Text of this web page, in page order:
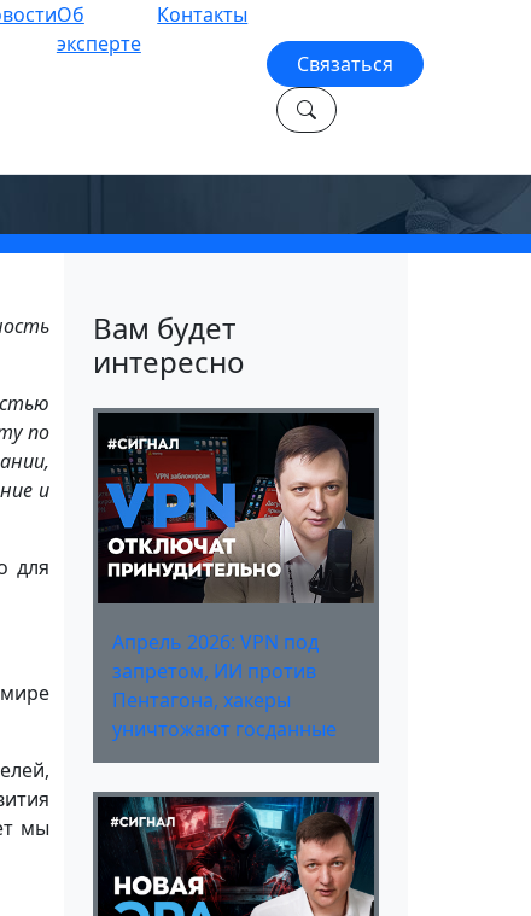
Об
эксперте
Контакты
Связаться
по
и
для
мы
Вам будет
интересно
Апрель 2026: VPN под
запретом, ИИ против
Пентагона, хакеры
уничтожают госданные